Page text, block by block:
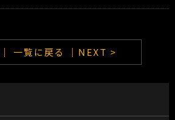
一覧に戻る ｜NEXT >